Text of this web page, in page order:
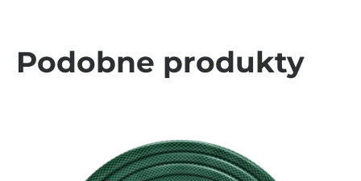
Podobne produkty